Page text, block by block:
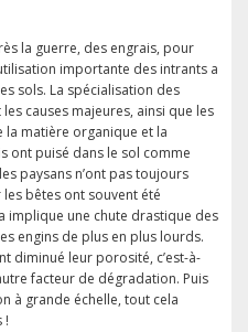
la guerre, des engrais, pour
importante des intrants a
sols. La spécialisation des
causes majeures, ainsi que les
matière organique et la
ont puisé dans le sol comme
paysans n’ont pas toujours
bêtes ont souvent été
implique une chute drastique des
engins de plus en plus lourds.
diminué leur porosité, c’est-à-
facteur de dégradation. Puis
à grande échelle, tout cela
!